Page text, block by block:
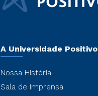
A Universidade Positivo
Nossa História
Sala de Imprensa